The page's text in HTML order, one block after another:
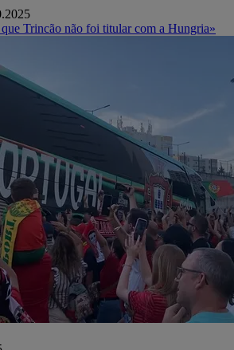
Trincão não foi titular com a Hungria»